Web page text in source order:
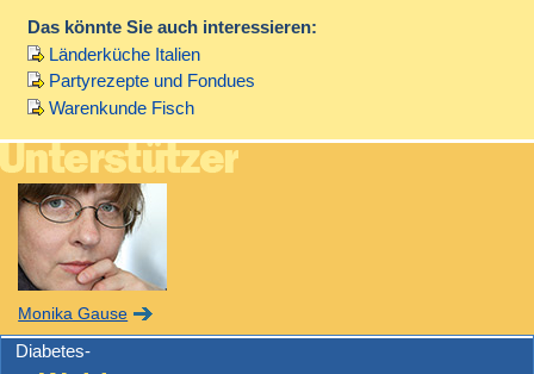
Das könnte Sie auch interessieren:
Länderküche Italien
Partyrezepte und Fondues
Warenkunde Fisch
Monika Gause
Diabetes-